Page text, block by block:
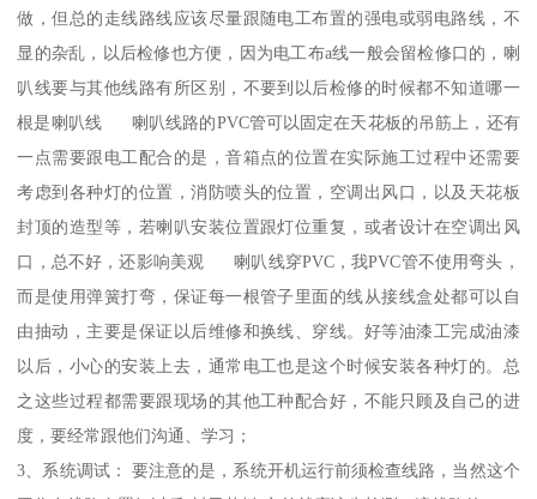
做，但总的走线路线应该尽量跟随电工布置的强电或弱电路线，不
显的杂乱，以后检修也方便，因为电工布a线一般会留检修口的，喇
叭线要与其他线路有所区别，不要到以后检修的时候都不知道哪一
根是喇叭线 喇叭线路的PVC管可以固定在天花板的吊筋上，还有
一点需要跟电工配合的是，音箱点的位置在实际施工过程中还需要
考虑到各种灯的位置，消防喷头的位置，空调出风口，以及天花板
封顶的造型等，若喇叭安装位置跟灯位重复，或者设计在空调出风
口，总不好，还影响美观 喇叭线穿PVC，我PVC管不使用弯头，
而是使用弹簧打弯，保证每一根管子里面的线从接线盒处都可以自
由抽动，主要是保证以后维修和换线、穿线。好等油漆工完成油漆
以后，小心的安装上去，通常电工也是这个时候安装各种灯的。总
之这些过程都需要跟现场的其他工种配合好，不能只顾及自己的进
度，要经常跟他们沟通、学习；
3、系统调试： 要注意的是，系统开机运行前须检查线路，当然这个